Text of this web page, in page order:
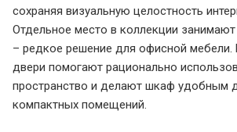
сохраняя визуальную целостность
Отдельное место в коллекции
– редкое решение для офисной
двери помогают рационально
пространство и делают шкаф удобным
компактных помещений.